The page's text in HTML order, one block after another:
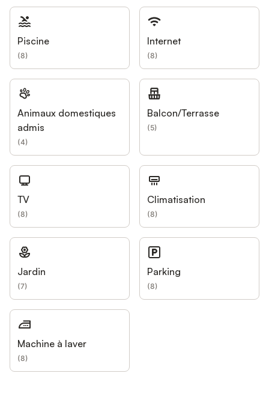
Piscine
(8)
Internet
(8)
Animaux domestiques
admis
(4)
Balcon/Terrasse
(5)
TV
(8)
Climatisation
(8)
Jardin
(7)
Parking
(8)
Machine à laver
(8)